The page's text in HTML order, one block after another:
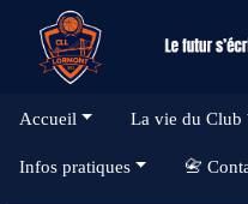
Accueil La vie du Club
Infos pratiques 📇
Panneau de gestion des cookies